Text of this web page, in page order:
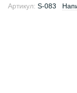
Артикул: S-083